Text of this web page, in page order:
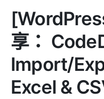
享：
Import/
Excel &